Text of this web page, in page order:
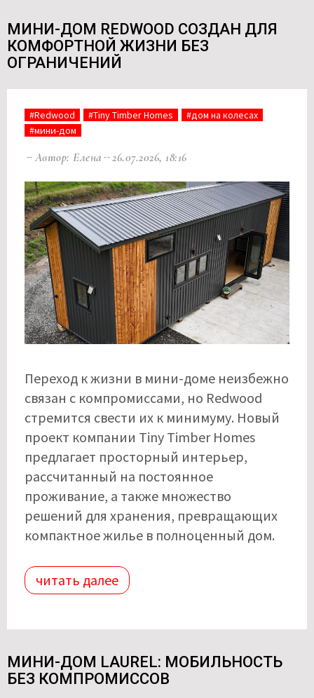
МИНИ-ДОМ REDWOOD СОЗДАН ДЛЯ
КОМФОРТНОЙ ЖИЗНИ БЕЗ
ОГРАНИЧЕНИЙ
#Redwood #Tiny Timber Homes
#дом на колесах
#мини-дом
Автор: Елена 26.07.2026, 18:16
Переход к жизни в мини-доме неизбежно
связан с компромиссами, но Redwood
стремится свести их к минимуму. Новый
проект компании Tiny Timber Homes
предлагает просторный интерьер,
рассчитанный на постоянное
проживание, а также множество
решений для хранения, превращающих
компактное жилье в полноценный дом.
читать далее
МИНИ-ДОМ LAUREL: МОБИЛЬНОСТЬ
БЕЗ КОМПРОМИССОВ